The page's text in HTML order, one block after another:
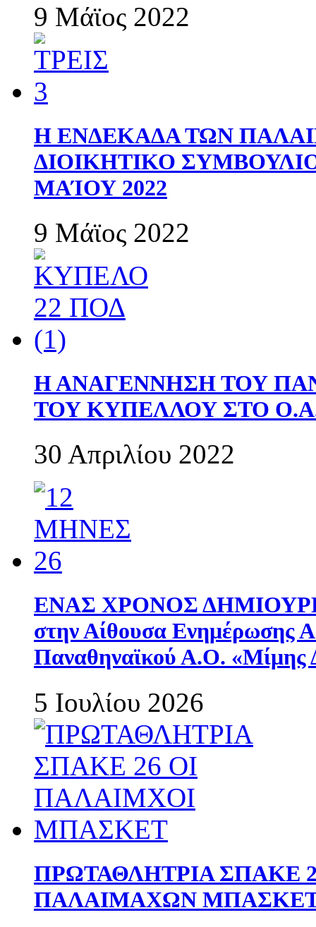
9 Μάϊος 2022
Η ΕΝΔΕΚΑΔΑ ΤΩΝ
ΔΙΟΙΚΗΤΙΚΟ
ΜΑΊΟΥ 2022
9 Μάϊος 2022
Η ΑΝΑΓΕΝΝΗΣΗ ΤΟΥ
ΤΟΥ ΚΥΠΕΛΛΟΥ ΣΤΟ
30 Απριλίου 2022
ΕΝΑΣ ΧΡΟΝΟΣ
στην Αίθουσα Ενημέρωσης
Παναθηναϊκού Α.Ο. «Μίμης
5 Ιουλίου 2026
ΠΡΩΤΑΘΛΗΤΡΙΑ ΣΠΑΚΕ
ΠΑΛΑΙΜΑΧΩΝ